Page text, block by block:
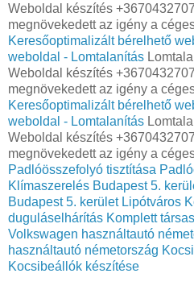
Weboldal készítés
megnövekedett az igény a
Keresőoptimalizált bérelhető
weboldal - Lomtalanítás
Weboldal készítés
megnövekedett az igény a
Keresőoptimalizált bérelhető
weboldal - Lomtalanítás
Weboldal készítés
megnövekedett az igény a
Padlóösszefolyó tisztítása
Klímaszerelés Budapest 5.
Budapest 5. kerület Lipótváros
duguláselhárítás Komplett
Volkswagen használtautó
használtautó németország
Kocsibeállók készítése